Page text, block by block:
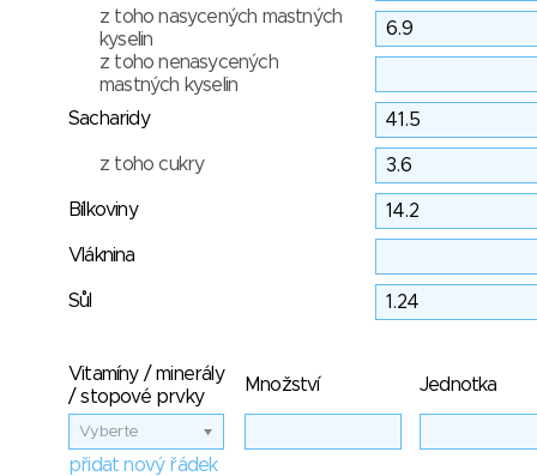
z toho nasycených mastných
kyselin
z toho nenasycených
mastných kyselin
Sacharidy
z toho cukry
Bílkoviny
Vláknina
Sůl
Vitamíny / minerály
/ stopové prvky
Množství Jednotka
Vyberte
přidat nový řádek